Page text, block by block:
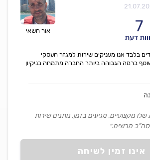
אור חשאי 7
דעת
אינו זמין לשיחה
בלבד אנו מעניקים שירות למגזר העסקי
ושוטף ברמה הגבוהה ביותר החברה מתמחה בניקיון
שלו מקצועיים, מגיעים בזמן, נותנים שירות
מרוצים.״